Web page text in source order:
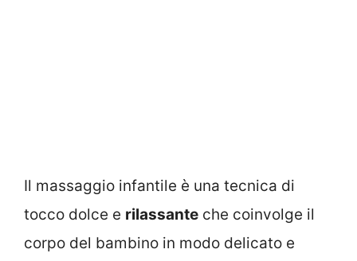
Il massaggio infantile è una tecnica di
tocco dolce e rilassante che coinvolge il
corpo del bambino in modo delicato e